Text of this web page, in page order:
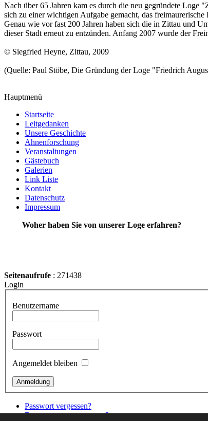
Nach über 65 Jahren kam es durch die neu gegründete
sich zu einer wichtigen Aufgabe gemacht, das
Genau wie vor fast 200 Jahren haben sich die in Zittau und
dieser Stadt erneut zu entzünden. Anfang 2007 wurde der
© Siegfried Heyne, Zittau, 2009
(Quelle: Paul Stöbe, Die Gründung der Loge "Friedrich
Hauptmenü
Startseite
Leitgedanken
Unsere Geschichte
Ahnenforschung
Veranstaltungen
Gästebuch
Galerien
Link Liste
Kontakt
Datenschutz
Impressum
Woher haben Sie von unserer Loge erfahren?
Seitenaufrufe : 271438
Login
Benutzername
Passwort
Angemeldet bleiben
Passwort vergessen?
Benutzername vergessen?